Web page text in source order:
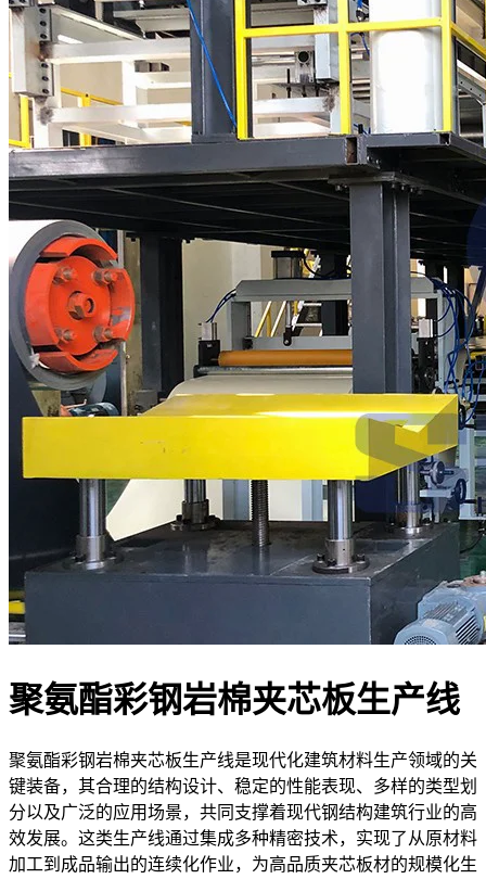
聚氨酯彩钢岩棉夹芯板生产线
聚氨酯彩钢岩棉夹芯板生产线是现代化建筑材料生产领域的关
键装备，其合理的结构设计、稳定的性能表现、多样的类型划
分以及广泛的应用场景，共同支撑着现代钢结构建筑行业的高
效发展。这类生产线通过集成多种精密技术，实现了从原材料
加工到成品输出的连续化作业，为高品质夹芯板材的规模化生